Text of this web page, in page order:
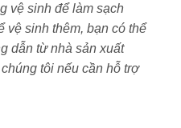
chắc chắn, chống trào
vệ sinh để làm sạch
vệ sinh thêm, bạn có thể
dẫn từ nhà sản xuất
tôi nếu cần hỗ trợ